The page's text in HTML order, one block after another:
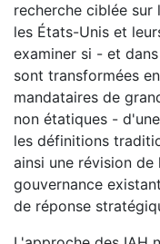
recherche ciblée
les États-Unis et
examiner si - et
sont transformées
mandataires de
non étatiques -
les définitions
ainsi une révision
gouvernance
de réponse